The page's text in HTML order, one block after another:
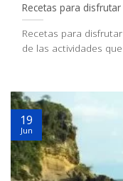
Recetas para
Recetas para
de las actividades
19
Jun